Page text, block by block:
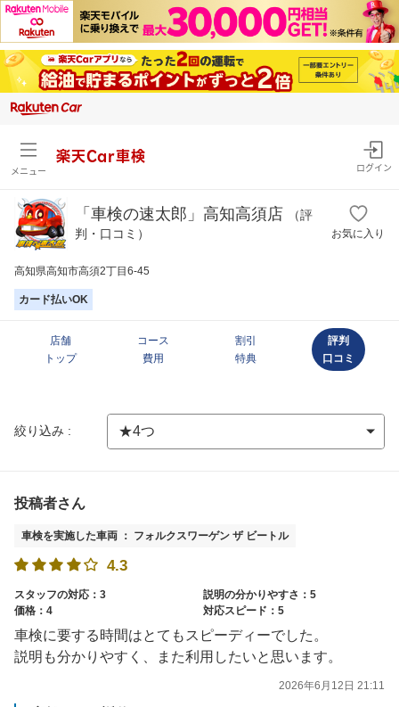
メニュー
楽天Car車検
ログイン
「車検の速太郎」高知高須店
（評
判・口コミ）
お気に入り
高知県高知市高須2丁目6-45
カード払いOK
店舗
トップ
コース
費用
割引
特典
評判
口コミ
絞り込み :
投稿者さん
車検を実施した車両 ： フォルクスワーゲン ザ ビートル
4.3
スタッフの対応：3
説明の分かりやすさ：5
価格：4
対応スピード：5
車検に要する時間はとてもスピーディーでした。
説明も分かりやすく、また利用したいと思います。
2026年6月12日 21:11